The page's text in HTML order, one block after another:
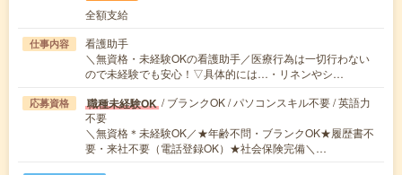
全額支給
仕事内容
看護助手
＼無資格・未経験OKの看護助手／医療行為は一切行わない
ので未経験でも安心！▽具体的には…・リネンやシ…
応募資格 職種未経験OK / ブランクOK / パソコンスキル不要 / 英語力
不要
＼無資格＊未経験OK／★年齢不問・ブランクOK★履歴書不
要・来社不要（電話登録OK）★社会保険完備＼…